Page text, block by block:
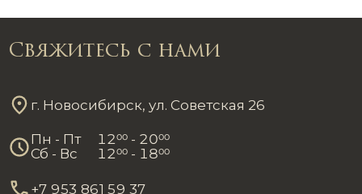
Свяжитесь с нами
г. Новосибирск, ул. Советская 26
Пн - Пт 1200 - 2000
Сб - Вс
1200 - 1800
+7 953 861 59 37